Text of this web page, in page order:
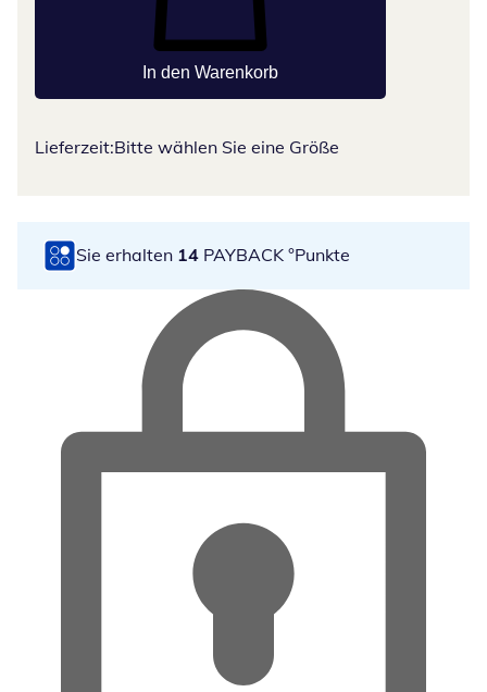
In den Warenkorb
Lieferzeit:Bitte wählen Sie eine Größe
Sie erhalten 14 PAYBACK °Punkte